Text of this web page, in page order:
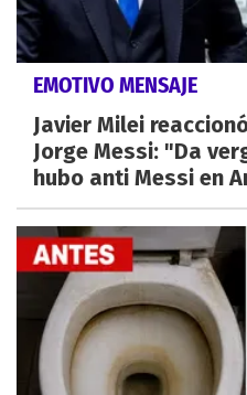
EMOTIVO MENSAJE
Javier Milei
Jorge Messi: "Da
hubo anti Messi en